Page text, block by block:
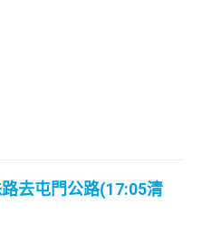
去屯門公路(17:05清